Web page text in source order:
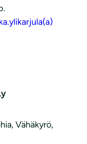
Vähäkyrö,